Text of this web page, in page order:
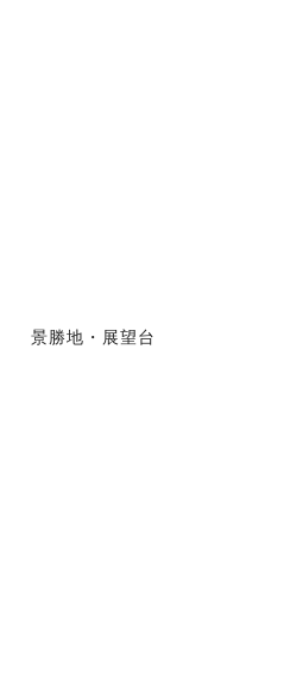
景勝地・展望台